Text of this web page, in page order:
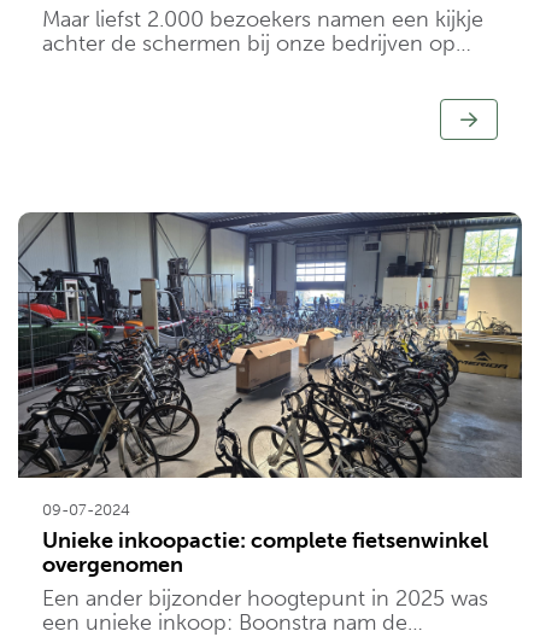
Maar liefst 2.000 bezoekers namen een kijkje
achter de schermen bij onze bedrijven op
09-07-2024
Unieke inkoopactie: complete fietsenwinkel
overgenomen
Een ander bijzonder hoogtepunt in 2025 was
een unieke inkoop: Boonstra nam de